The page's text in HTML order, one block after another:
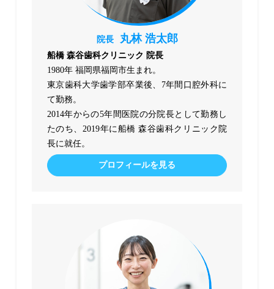
院長 丸林 浩太郎
船橋 森谷歯科クリニック 院長
1980年 福岡県福岡市生まれ。
東京歯科大学歯学部卒業後、7年間口腔外科に
て勤務。
2014年からの5年間医院の分院長として勤務し
たのち、2019年に船橋 森谷歯科クリニック院
長に就任。
プロフィールを見る